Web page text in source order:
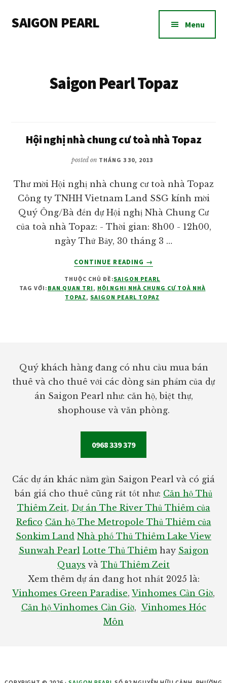
main
footer
menu
SAIGON PEARL
Pearl
cho
thuê
Menu
Saigon Pearl Topaz
Hội nghị nhà chung cư toà nhà Topaz
posted on THÁNG 3 30, 2013
Thư mời Hội nghị nhà chung cư toà nhà Topaz
Công ty TNHH Vietnam Land SSG kính mời
Quý Ông/Bà đến dự Hội nghị Nhà Chung Cư
của toà nhà Topaz: - Thời gian: 8h00 - 12h00,
ngày Thứ Bảy, 30 tháng 3 …
CONTINUE READING
VỀHỘI
NHÀ
CHUNG
→
THUỘC CHỦ ĐỀ:SAIGON PEARL
TAG VỚI: BAN QUAN TRI , HỘI NGHỊ NHÀ CHUNG CƯ TOÀ NHÀ
TOPAZ , SAIGON PEARL TOPAZ
Quý khách hàng đang có nhu cầu mua bán
thuê và cho thuê với các dòng sản phẩm của dự
án Saigon Pearl như: căn hộ, biệt thự,
shophouse và văn phòng.
0968 339 379
Các dự án khác nằm gần Saigon Pearl và có giá
bán giá cho thuê cũng rất tốt như: Căn hộ Thủ
Thiêm Zeit, Dự án The River Thủ Thiêm của
Refico Căn hộ The Metropole Thủ Thiêm của
Sonkim Land Nhà phố Thủ Thiêm Lake View
Sunwah Pearl Lotte Thủ Thiêm hay Saigon
Quays và Thủ Thiêm Zeit
Xem thêm dự án đang hot nhất 2025 là:
Vinhomes Green Paradise, Vinhomes Cần Giờ,
Căn hộ Vinhomes Cần Giờ, Vinhomes Hóc
Môn